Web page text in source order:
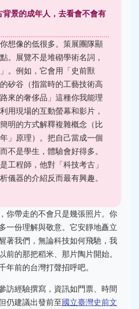
景的成年人，去看會不會有
想像的低很多。策展團隊顯
。展覽不是堆砌學術名詞，
。例如，它會用「史前獸
矽谷（指當時的工藝技術高
來的奢侈品」這種你我能理
用現場的互動螢幕和影片，
明的方式解釋複雜概念（比
」原理）。把自己當成一個
不是學生，體驗會好得多。
工程師，他對「科技考古」
儀器的介紹反而最有興趣。
你帶走的不會只是幾張照片。你
一份理解與敬意。它安靜地矗立
著我們，無論科技如何飛馳，我
前的那把稻米、那片陶片開始。
年前的台灣打聲招呼吧。
訪經驗撰寫，資訊如門票、時間
仍建議出發前至國立臺灣史前文